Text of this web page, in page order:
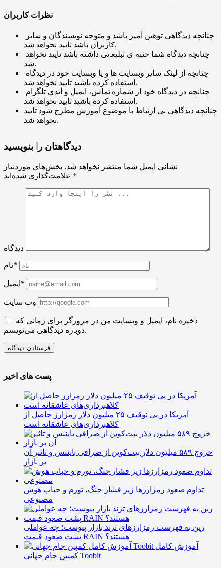
نظرات کاربران
کاربران باشد تایید نخواهد شد.
شد.
استفاده کرده باشید تایید نخواهد شد.
استفاده کرده باشید تایید نخواهد شد.
چنانچه دیدگاهی بی ارتباط با موضوع آموزش مطرح شود تایید
نخواهد شد.
دیدگاهتان را بنویسید
نشانی ایمیل شما منتشر نخواهد شد. بخش‌های موردنیاز
*
دیدگاه
نام*
ایمیل*
وب سایت
ذخیره نام، ایمیل و وبسایت من در مرورگر برای زمانی که
دوباره دیدگاهی می‌نویسم.
پست های اخیر
آمریکا در پی توقیف ۲۵ میلیون دلار رمزارز حاصل از
کلاهبرداری‌های عاشقانه است
خروج ۵۸۹ میلیون دلار بیت‌کوین از صرافی بایننس و تاثیر آن
بر بازار
تداوم صعود رمزارزها زیر فشار جنگ، تورم و حباب هوش
مصنوعی
رین به فهرست رمزارزهای ترند بازار پیوست؛ چه عواملی
پشت صعود قیمت RAIN هستند؟
آموزش کامل
کمپین جام جهانی Toobit